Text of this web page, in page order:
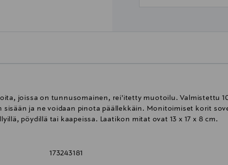
joissa on tunnusomainen, rei'itetty muotoilu. Valmistettu
ja ne voidaan pinota päällekkäin. Monitoimiset korit
pöydillä tai kaapeissa. Laatikon mitat ovat 13 x 17 x 8 cm.
173243181